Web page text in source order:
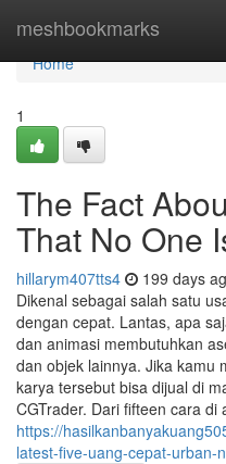
meshbookmarks
Home
Home
1
The Fact
That No One
hillarym407tts4 199 days
Dikenal sebagai salah satu
dengan cepat. Lantas, apa
dan animasi membutuhkan
dan objek lainnya. Jika kamu
karya tersebut bisa dijual di
CGTrader. Dari fifteen cara di
https://
latest-five-uang-cepat-urban-